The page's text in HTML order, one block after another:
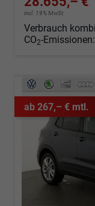
incl. 19% MwSt.
Verbrauch
CO2-Emissionen:
ab 267,– € mtl.